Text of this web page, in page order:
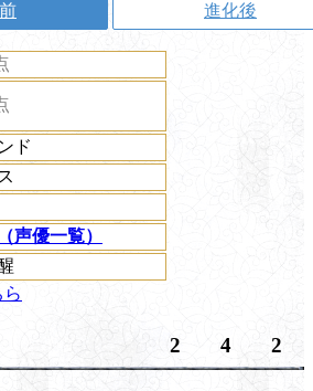
進化後
ド
（声優一覧）
2 4 2